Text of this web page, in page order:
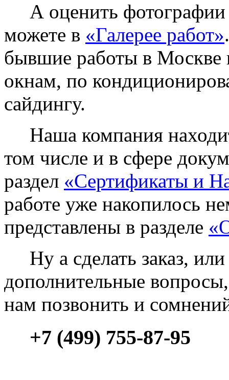
А оценить фотографии
можете в «Галерее работ»
бывшие работы в Москве
окнам, по
сайдингу.
Наша компания
том числе и в сфере
раздел «Сертификаты и
работе уже накопилось
представлены в разделе
Ну а сделать заказ, или
дополнительные вопросы,
нам позвонить и
+7 (499) 755-87-95